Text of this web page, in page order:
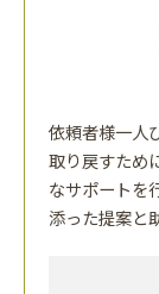
依頼者様一人
取り戻すため
なサポートを
添った提案と